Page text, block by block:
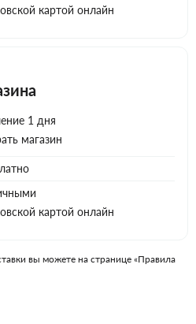
картой онлайн
1 дня
магазин
картой онлайн
вы можете на странице «Правила